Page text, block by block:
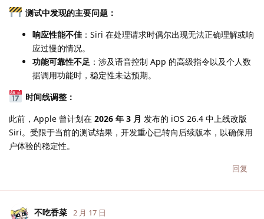
测试中发现的主要问题：
响应性能不佳 ：Siri 在处理请求时偶尔出现无法正确理解或响
应过慢的情况。
功能可靠性不足 ：涉及语音控制 App 的高级指令以及个人数
据调用功能时，稳定性未达预期。
时间线调整：
此前，Apple 曾计划在 2026 年 3 月 发布的 iOS 26.4 中上线改版
Siri。受限于当前的测试结果，开发重心已转向后续版本，以确保用
户体验的稳定性。
回复
不吃香菜 2 月 17 日